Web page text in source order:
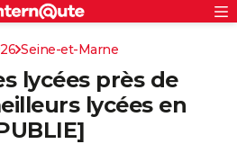
S'inscrire
Connexion
Seine-et-Marne
lycées près de
lycées en